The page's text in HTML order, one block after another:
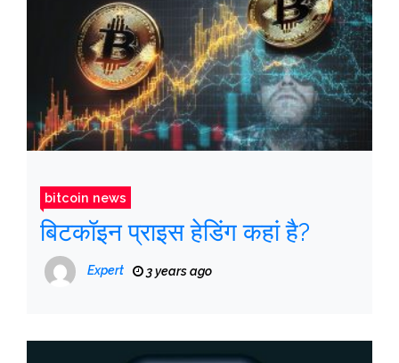
bitcoin news
बिटकॉइन प्राइस हेडिंग कहां है?
Expert 3 years ago